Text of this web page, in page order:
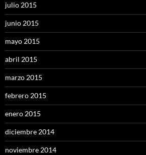
julio 2015
junio 2015
mayo 2015
abril 2015
marzo 2015
febrero 2015
enero 2015
diciembre 2014
noviembre 2014